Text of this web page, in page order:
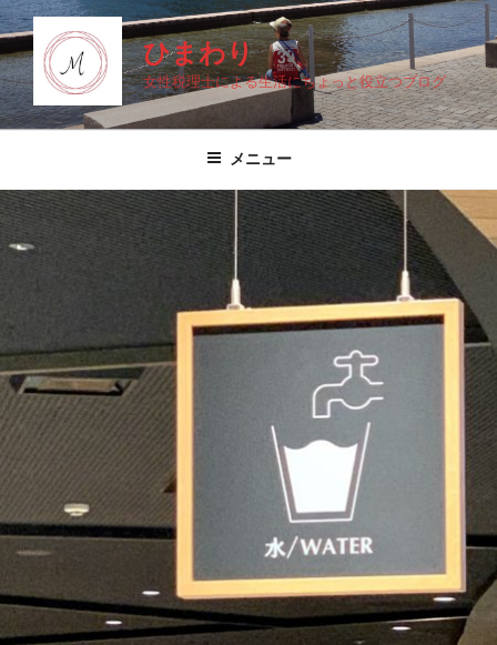
コ
ン
テ
ン
ツ
キ
ッ
プ
ひまわり
女性税理士による生活にちょっと役立つブログ
メニュー